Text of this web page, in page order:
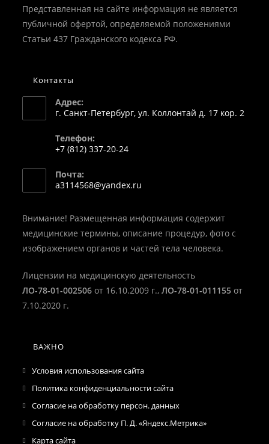
Представленная на сайте информация не является
публичной офертой, определяемой положениями
Статьи 437 Гражданского кодекса РФ.
Контакты
Адрес:
г. Санкт-Петербург, ул. Коллонтай д. 17 кор. 2
Телефон:
+7 (812) 337-20-24
в
вашем
Почта:
a3114568@yandex.ru
приложении
Внимание! Размещенная информация содержит
медицинские термины, описание процедур, фото с
изображением органов и частей тела человека.
Лицензии на медицинскую деятельность
ЛО-78-01-002506 от 16.10.2009 г.,ЛО-78-01-011155 от
7.10.2020 г.
ВАЖНО
Условия использования сайта
Политика конфиденциальности сайта
Согласие на обработку персон. данных
Согласие на обработку П. Д. «Яндекс.Метрика»
Карта сайта